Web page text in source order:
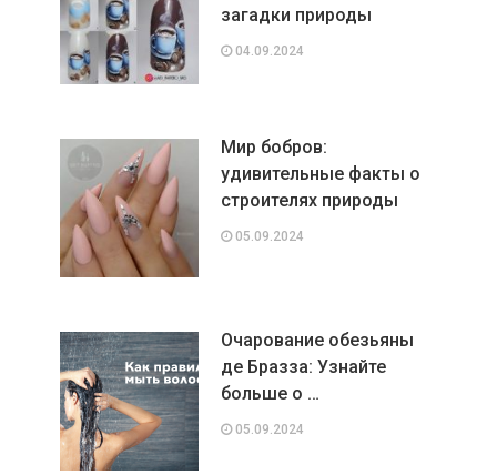
загадки природы
04.09.2024
Мир бобров:
удивительные факты о
строителях природы
05.09.2024
Очарование обезьяны
де Бразза: Узнайте
больше о …
05.09.2024